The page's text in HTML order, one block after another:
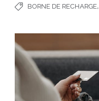
BORNE DE RECHARGE,